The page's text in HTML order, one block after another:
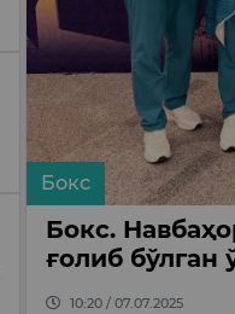
Бокс
Бокс.
ғолиб бўлган
10:20 / 07.07.2025